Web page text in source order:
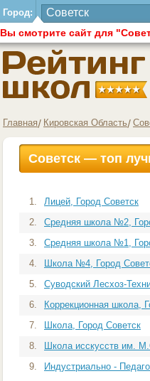
Город:
Вы смотрите сайт для
Главная Кировская Область
Советск — топ
1.
Лицей, Город Советск
2.
Средняя школа №2,
3.
Средняя школа №1,
4.
Школа №4, Город
5.
Суводский Лесхоз-
6.
Коррекционная школа,
7.
Школа, Город Советск
8.
Школа исскусств им.
9.
Индустриально -